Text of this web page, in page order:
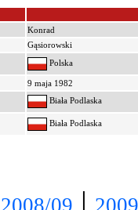
Konrad
Gąsiorowski
Polska
9 maja 1982
Biała Podlaska
Biała Podlaska
2008/09 |